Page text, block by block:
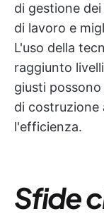
di gestione
di lavoro e
L'uso della
raggiunto
giusti
di costruzione
l'efficienza.
Sfide